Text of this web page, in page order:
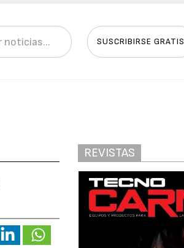
SUSCRIBIRSE GRATIS
REVISTAS